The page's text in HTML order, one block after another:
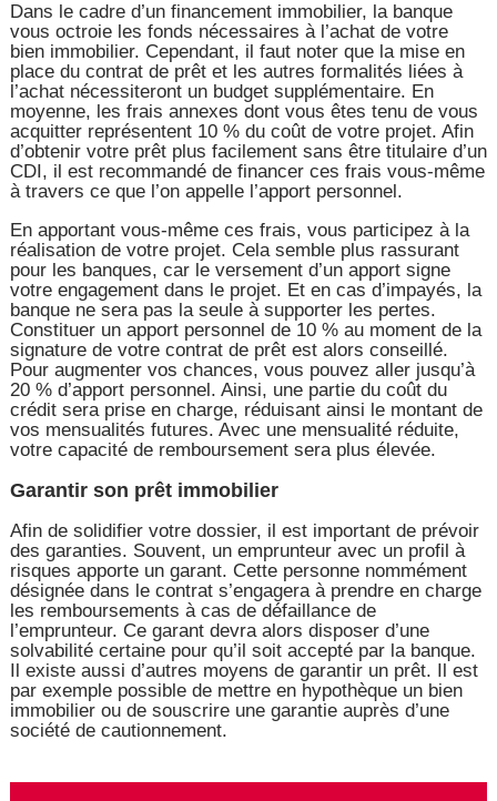
Dans le cadre d’un financement immobilier, la banque
vous octroie les fonds nécessaires à l’achat de votre
bien immobilier. Cependant, il faut noter que la mise en
place du contrat de prêt et les autres formalités liées à
l’achat nécessiteront un budget supplémentaire. En
moyenne, les frais annexes dont vous êtes tenu de vous
acquitter représentent 10 % du coût de votre projet. Afin
d’obtenir votre prêt plus facilement sans être titulaire d’un
CDI, il est recommandé de financer ces frais vous-même
à travers ce que l’on appelle l’apport personnel.
En apportant vous-même ces frais, vous participez à la
réalisation de votre projet. Cela semble plus rassurant
pour les banques, car le versement d’un apport signe
votre engagement dans le projet. Et en cas d’impayés, la
banque ne sera pas la seule à supporter les pertes.
Constituer un apport personnel de 10 % au moment de la
signature de votre contrat de prêt est alors conseillé.
Pour augmenter vos chances, vous pouvez aller jusqu’à
20 % d’apport personnel. Ainsi, une partie du coût du
crédit sera prise en charge, réduisant ainsi le montant de
vos mensualités futures. Avec une mensualité réduite,
votre capacité de remboursement sera plus élevée.
Garantir son prêt immobilier
Afin de solidifier votre dossier, il est important de prévoir
des garanties. Souvent, un emprunteur avec un profil à
risques apporte un garant. Cette personne nommément
désignée dans le contrat s’engagera à prendre en charge
les remboursements à cas de défaillance de
l’emprunteur. Ce garant devra alors disposer d’une
solvabilité certaine pour qu’il soit accepté par la banque.
Il existe aussi d’autres moyens de garantir un prêt. Il est
par exemple possible de mettre en hypothèque un bien
immobilier ou de souscrire une garantie auprès d’une
société de cautionnement.